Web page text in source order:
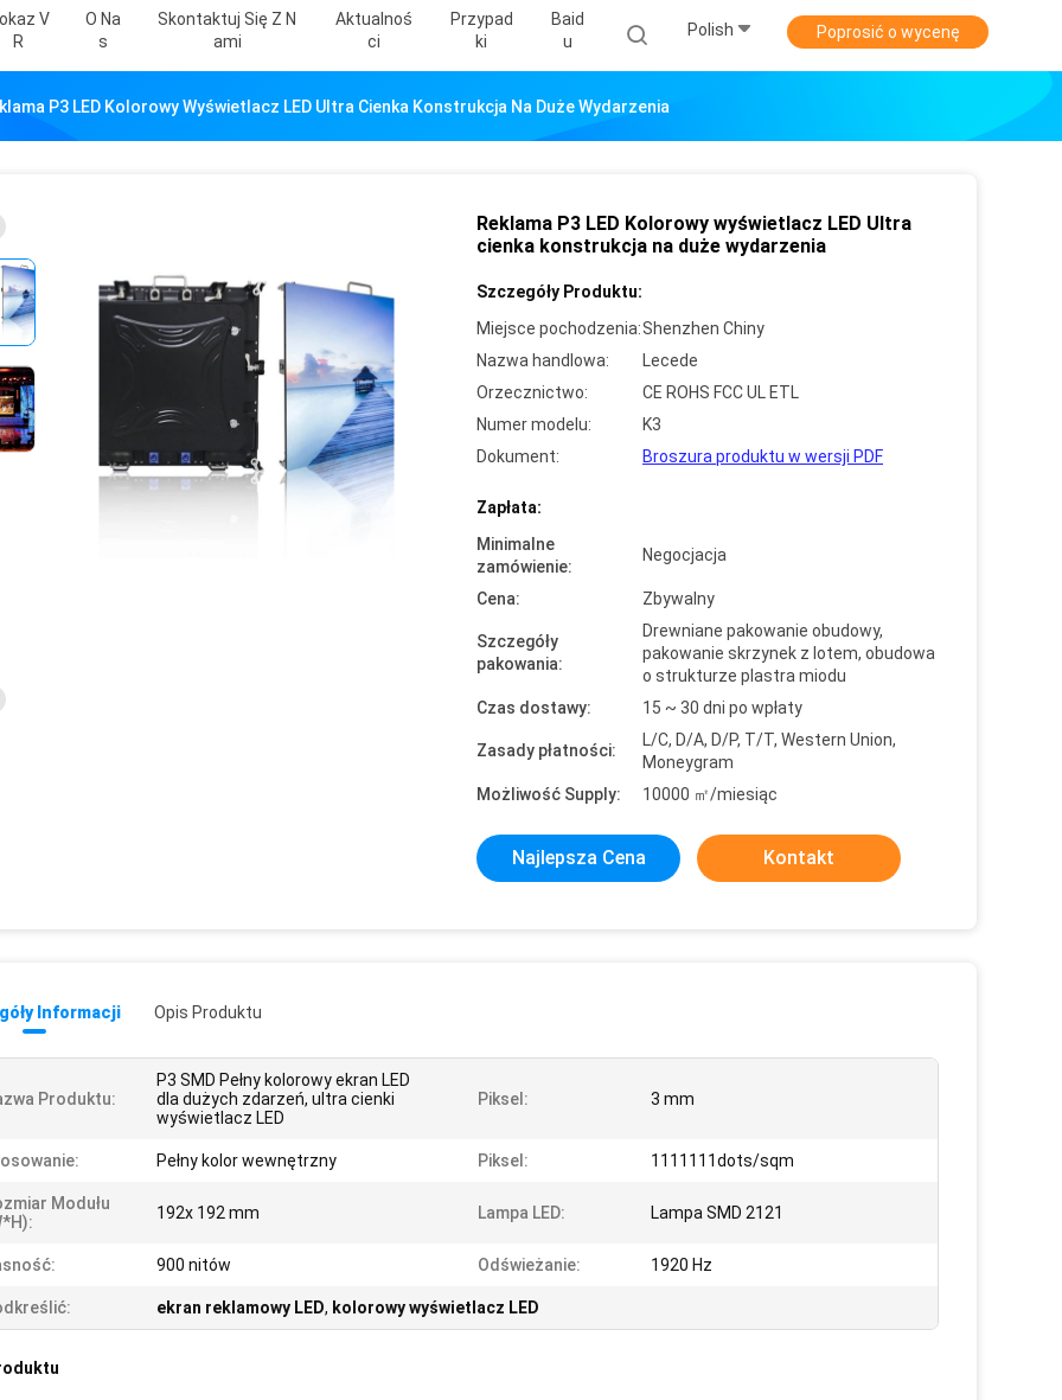
V
R
O Na
S
Skontaktuj Się Z N
Ami
Aktualnoś
Ci
Przypad
Ki
Baid
U
Polish Poprosić o wycenę
P3 LED Kolorowy Wyświetlacz LED Ultra Cienka Konstrukcja Na Duże Wydarzenia
Reklama P3 LED Kolorowy wyświetlacz LED Ultra
cienka konstrukcja na duże wydarzenia
Szczegóły Produktu:
Miejsce pochodzenia:Shenzhen Chiny
Nazwa handlowa:
Lecede
Orzecznictwo:
CE ROHS FCC UL ETL
Numer modelu:
K3
Dokument:
Broszura produktu w wersji PDF
Zapłata:
Minimalne
zamówienie:
Negocjacja
Cena: Zbywalny
Szczegóły
pakowania:
Drewniane pakowanie obudowy,
pakowanie skrzynek z lotem, obudowa
o strukturze plastra miodu
Czas dostawy:
15 ~ 30 dni po wpłaty
Zasady płatności:
L/C, D/A, D/P, T/T, Western Union,
Moneygram
Możliwość Supply:
10000 ㎡/miesiąc
Najlepsza Cena Kontakt
Informacji Opis Produktu
Produktu:
P3 SMD Pełny kolorowy ekran LED
dla dużych zdarzeń, ultra cienki
wyświetlacz LED
Piksel: 3 mm
Pełny kolor wewnętrzny Piksel: 1111111dots/sqm
Modułu
192x 192 mm Lampa LED: Lampa SMD 2121
900 nitów Odświeżanie: 1920 Hz
ekran reklamowy LED, kolorowy wyświetlacz LED